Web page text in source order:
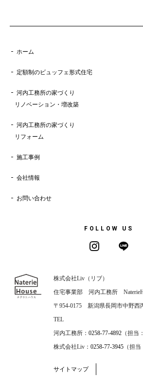
株式会社Liv（リブ）
住宅事業部 河内工務所
〒954-0175 新潟県長岡市中野西
TEL
河内工務所： 0258-77-4892 （担当
株式会社Liv： 0258-77-3945 （担当
サイトマップ
ホーム
定額制のビュッフェ形式住宅
河内工務所の家づくり
リノベーション・増改築
河内工務所の家づくり
リフォーム
施工事例
会社情報
お問い合わせ
FOLLOW US